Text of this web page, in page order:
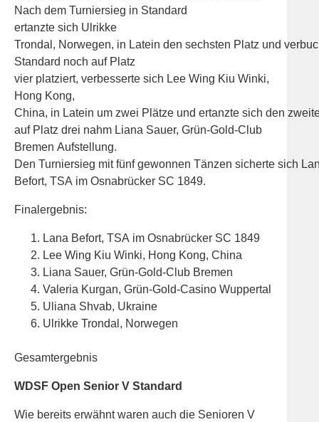
Nach dem Turniersieg in Standard
ertanzte sich Ulrikke
Trondal, Norwegen, in Latein den sechsten Platz und
Standard noch auf Platz
vier platziert, verbesserte sich Lee Wing Kiu Winki,
Hong Kong,
China, in Latein um zwei Plätze und ertanzte sich den
auf Platz drei nahm Liana Sauer, Grün-Gold-Club
Bremen Aufstellung.
Den Turniersieg mit fünf gewonnen Tänzen sicherte sich
Befort, TSA im Osnabrücker SC 1849.
Finalergebnis:
Lana Befort, TSA im Osnabrücker SC 1849
Lee Wing Kiu Winki, Hong Kong, China
Liana Sauer, Grün-Gold-Club Bremen
Valeria Kurgan, Grün-Gold-Casino Wuppertal
Uliana Shvab, Ukraine
Ulrikke Trondal, Norwegen
Gesamtergebnis
WDSF Open Senior V Standard
Wie bereits erwähnt waren auch die Senioren V